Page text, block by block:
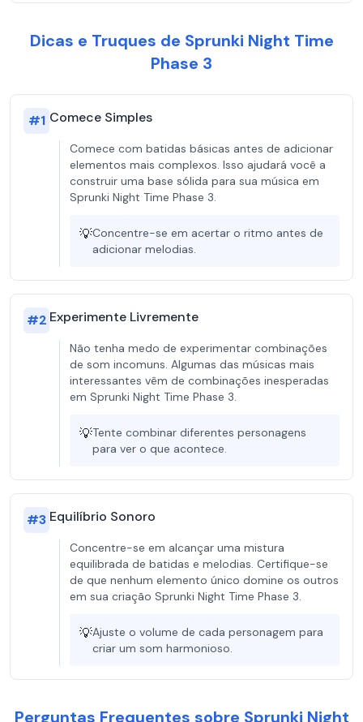
Dicas e Truques de Sprunki Night Time
Phase 3
#1 Comece Simples
Comece com batidas básicas antes de adicionar
elementos mais complexos. Isso ajudará você a
construir uma base sólida para sua música em
Sprunki Night Time Phase 3.
💡Concentre-se em acertar o ritmo antes de
adicionar melodias.
#2 Experimente Livremente
Não tenha medo de experimentar combinações
de som incomuns. Algumas das músicas mais
interessantes vêm de combinações inesperadas
em Sprunki Night Time Phase 3.
💡Tente combinar diferentes personagens
para ver o que acontece.
#3 Equilíbrio Sonoro
Concentre-se em alcançar uma mistura
equilibrada de batidas e melodias. Certifique-se
de que nenhum elemento único domine os outros
em sua criação Sprunki Night Time Phase 3.
💡Ajuste o volume de cada personagem para
criar um som harmonioso.
Perguntas Frequentes sobre Sprunki Night